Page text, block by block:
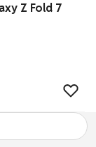
Z Fold 7